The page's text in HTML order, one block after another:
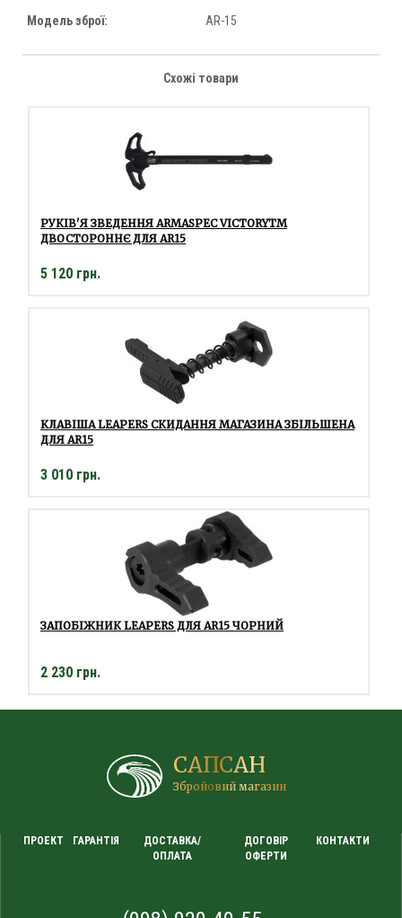
Модель зброї: AR-15
Схожі товари
РУКІВ'Я ЗВЕДЕННЯ ARMASPEC VICTORYTM
ДВОСТОРОННЄ ДЛЯ AR15
5 120 грн.
КЛАВІША LEAPERS СКИДАННЯ МАГАЗИНА ЗБІЛЬШЕНА
ДЛЯ AR15
3 010 грн.
ЗАПОБІЖНИК LEAPERS ДЛЯ AR15 ЧОРНИЙ
2 230 грн.
САПСАН
Збройовий магазин
ПРОЕКТ ГАРАНТІЯ
ДОСТАВКА/
ОПЛАТА
ДОГОВІР
ОФЕРТИ
КОНТАКТИ